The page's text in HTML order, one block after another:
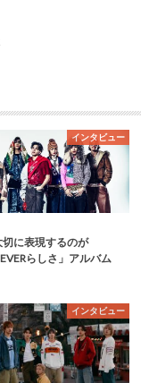
インタビュー
切に表現するのが
らしさ」アルバム
インタビュー